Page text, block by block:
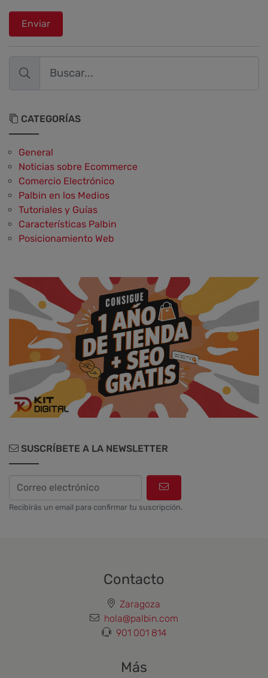
Enviar
CATEGORÍAS
General
Noticias sobre Ecommerce
Comercio Electrónico
Palbin en los Medios
Tutoriales y Guías
Características Palbin
Posicionamiento Web
Aplicaciones y Herramientas
Testimonios y Opiniones de Palbin.com
Diseño web y UX
SUSCRÍBETE A LA NEWSLETTER
Recibirás un email para confirmar tu suscripción.
Contacto
Zaragoza
hola@palbin.com
901 001 814
Más